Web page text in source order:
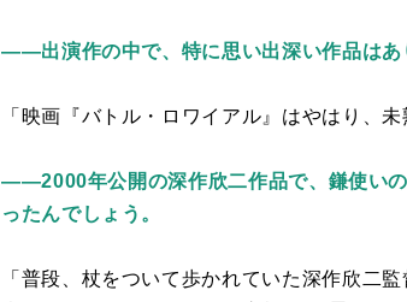
——出演作の中で、特に思い出深い作品はあ
「映画『バトル・ロワイアル』はやはり、
——2000年公開の深作欣二作品で、鎌使い
ったんでしょう。
「普段、杖をついて歩かれていた深作欣二